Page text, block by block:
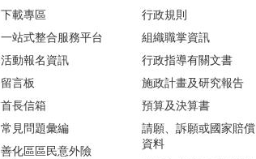
下載專區
一站式整合服務平台
活動報名資訊
留言板
首長信箱
常見問題彙編
善化區區民意外險
行政規則
組織職掌資訊
行政指導有關文書
施政計畫及研究報告
預算及決算書
請願、訴願或國家賠償
資料